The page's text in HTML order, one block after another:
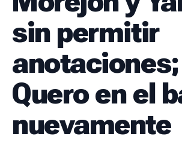
SERIES NACIONALES
EVENTOS INTERNACIONALES
CLÁSICO MUNDIAL DE BÉISBOL 2026
BÉISBOL INTERNACIONAL
VIDEOS
sin permitir
anotaciones;
Quero en el
nuevamente